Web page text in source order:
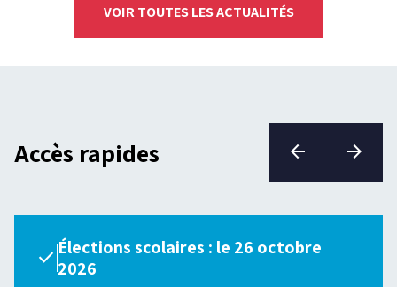
VOIR TOUTES LES ACTUALITÉS
Accès rapides arrow_back élément
précédent
arrow_forward
checkÉlections scolaires : le 26 octobre
2026